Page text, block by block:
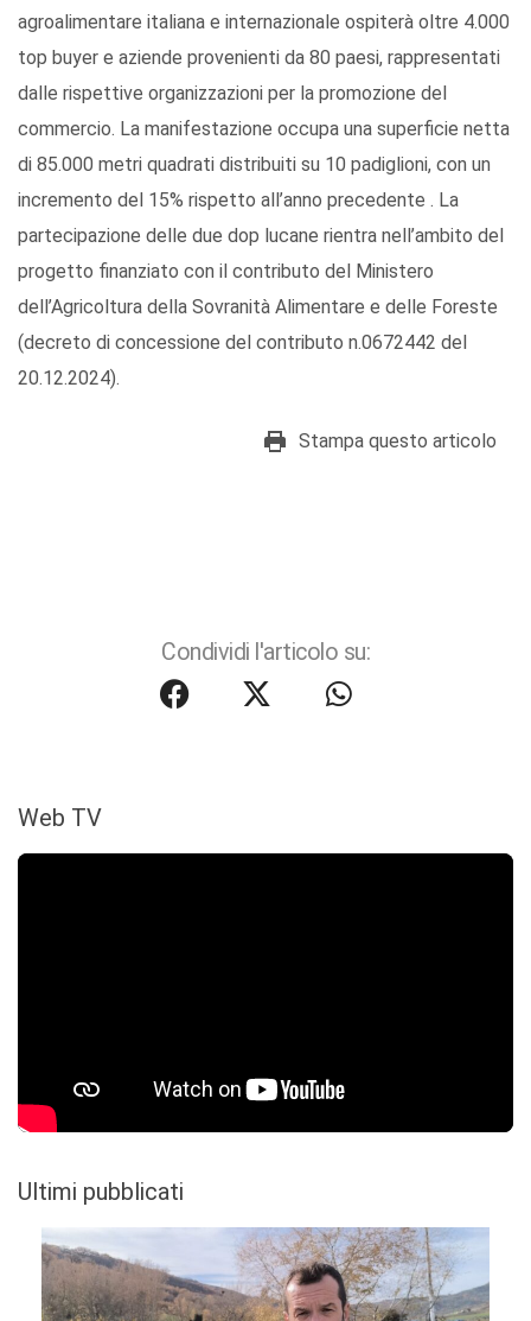
agroalimentare italiana e internazionale ospiterà oltre 4.000
top buyer e aziende provenienti da 80 paesi, rappresentati
dalle rispettive organizzazioni per la promozione del
commercio. La manifestazione occupa una superficie netta
di 85.000 metri quadrati distribuiti su 10 padiglioni, con un
incremento del 15% rispetto all’anno precedente . La
partecipazione delle due dop lucane rientra nell’ambito del
progetto finanziato con il contributo del Ministero
dell’Agricoltura della Sovranità Alimentare e delle Foreste
(decreto di concessione del contributo n.0672442 del
20.12.2024).
Stampa questo articolo
Condividi l'articolo su:
Web TV
Ultimi pubblicati